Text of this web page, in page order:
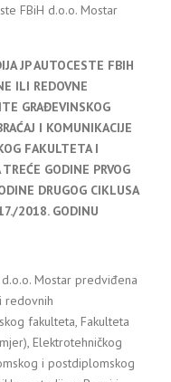
FBiH d.o.o. Mostar
JP AUTOCESTE FBIH
ILI REDOVNE
GRAĐEVINSKOG
I KOMUNIKACIJE
FAKULTETA I
GODINE PRVOG
DRUGOG CIKLUSA
2018. GODINU
Mostar predviđena
redovnih
fakulteta, Fakulteta
Elektrotehničkog
i postdiplomskog